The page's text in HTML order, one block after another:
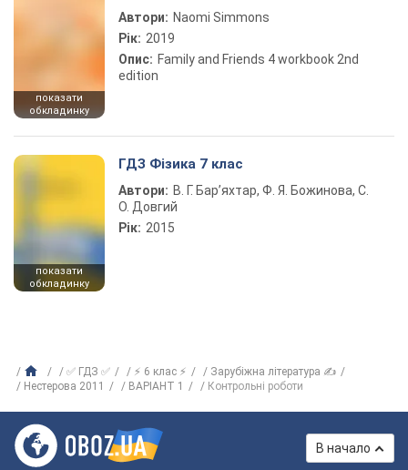
показати
обкладинку
Автори: Naomi Simmons
Рік: 2019
Опис: Family and Friends 4 workbook 2nd
edition
показати
обкладинку
ГДЗ Фізика 7 клас
Автори: В. Г. Бар’яхтар, Ф. Я. Божинова, С.
О. Довгий
Рік: 2015
✅ ГДЗ ✅ ⚡ 6 клас ⚡
Зарубіжна література ✍
Нестерова 2011
ВАРІАНТ 1 Контрольні роботи
В начало